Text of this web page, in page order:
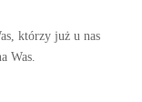
którzy już u nas
Was.